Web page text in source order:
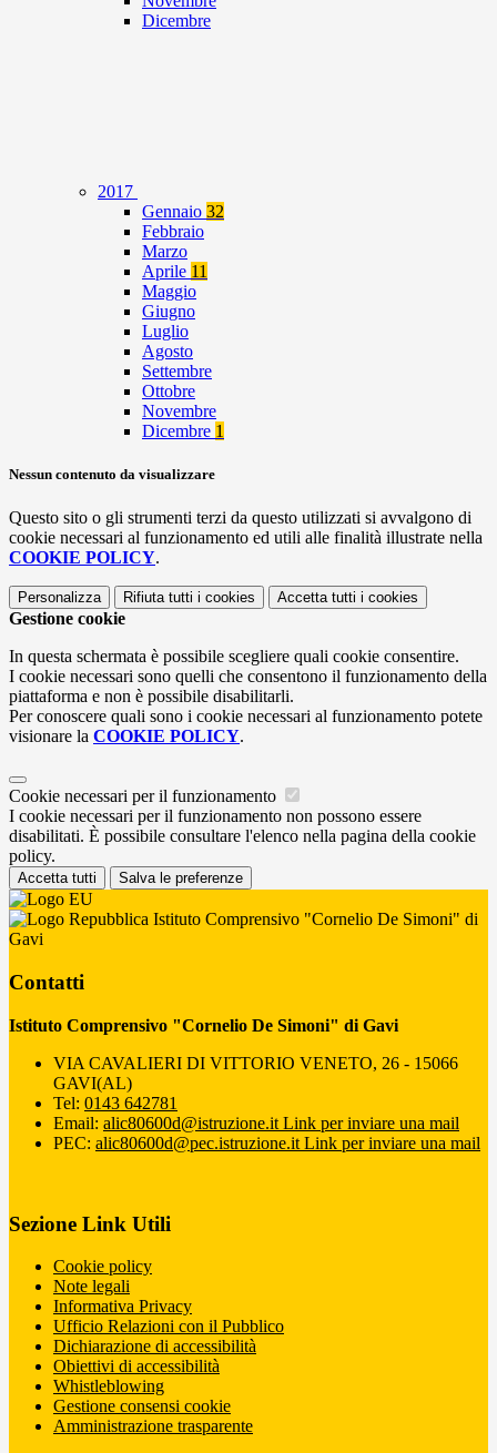
Dicembre
2017
Gennaio 32
Febbraio
Marzo
Aprile 11
Maggio
Giugno
Luglio
Agosto
Settembre
Ottobre
Novembre
Dicembre 1
Nessun contenuto da visualizzare
Questo sito o gli strumenti terzi da questo utilizzati si avvalgono di
cookie necessari al funzionamento ed utili alle finalità illustrate nella
COOKIE POLICY.
Personalizza Rifiuta tutti i cookies Accetta tutti i cookies
Gestione cookie
In questa schermata è possibile scegliere quali cookie consentire.
I cookie necessari sono quelli che consentono il funzionamento della
piattaforma e non è possibile disabilitarli.
Per conoscere quali sono i cookie necessari al funzionamento potete
visionare la COOKIE POLICY.
Cookie necessari per il funzionamento
I cookie necessari per il funzionamento non possono essere
disabilitati. È possibile consultare l'elenco nella pagina della cookie
policy.
Accetta tutti Salva le preferenze
Istituto Comprensivo "Cornelio De Simoni" di
Gavi
Contatti
Istituto Comprensivo "Cornelio De Simoni" di Gavi
VIA CAVALIERI DI VITTORIO VENETO, 26 - 15066
GAVI(AL)
Tel: 0143 642781
Email: alic80600d@istruzione.it Link per inviare una mail
PEC: alic80600d@pec.istruzione.it Link per inviare una mail
Sezione Link Utili
Cookie policy
Note legali
Informativa Privacy
Ufficio Relazioni con il Pubblico
Dichiarazione di accessibilità
Obiettivi di accessibilità
Whistleblowing
Gestione consensi cookie
Amministrazione trasparente